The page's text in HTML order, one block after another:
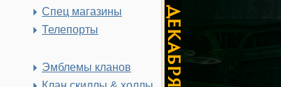
Спец магазины
Телепорты
Эмблемы кланов